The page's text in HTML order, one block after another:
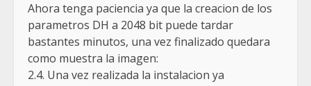
Ahora tenga paciencia ya que la creacion de los
parametros DH a 2048 bit puede tardar
bastantes minutos, una vez finalizado quedara
como muestra la imagen:
2.4. Una vez realizada la instalacion ya